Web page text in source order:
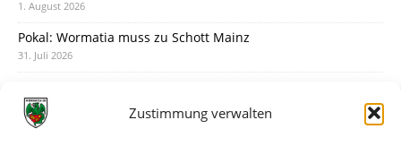
Zustimmung verwalten
1. August 2026
Pokal: Wormatia muss zu Schott Mainz
31. Juli 2026
30. Juli 2026